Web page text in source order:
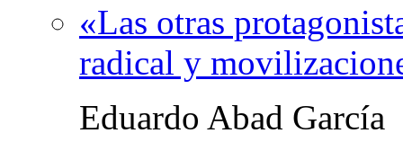
«Las otras
radical y
Eduardo Abad García